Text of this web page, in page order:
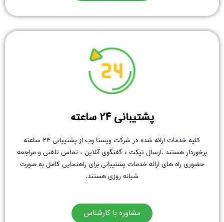
پشتیبانی ۲۴ ساعته
کلیه خدمات ارائه شده در شرکت ویستا وب از پشتیبانی ۲۴ ساعته
برخوردار هستند .ارسال تیکت ، گفتگوی آنلاین ، تماس تلفنی و مراجعه
حضوری راه های ارائه خدمات پشتیبانی برای راهنمایی کامل به صورت
شبانه روزی هستند.
مشاوره با کارشناس